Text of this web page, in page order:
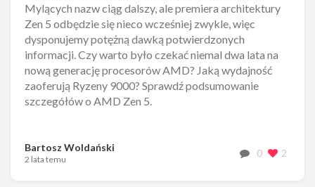
Mylących nazw ciąg dalszy, ale premiera architektury
Zen 5 odbędzie się nieco wcześniej zwykle, więc
dysponujemy potężną dawką potwierdzonych
informacji. Czy warto było czekać niemal dwa lata na
nową generację procesorów AMD? Jaką wydajność
zaoferują Ryzeny 9000? Sprawdź podsumowanie
szczegółów o AMD Zen 5.
Bartosz Woldański
2 lata temu
0 2